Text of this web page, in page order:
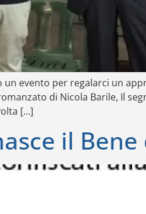
un evento per regalarci un
di Nicola Barile, Il
[…]
il